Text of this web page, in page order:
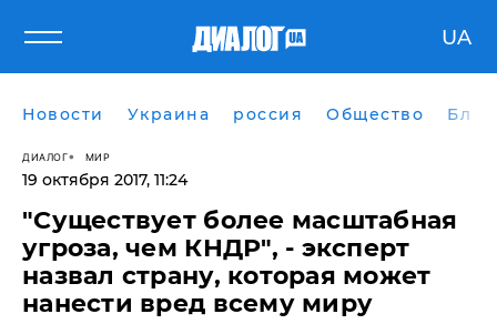
UA
Новости Украина россия Общество
ДИАЛОГ МИР
19 октября 2017, 11:24
"Существует более масштабная
угроза, чем КНДР", - эксперт
назвал страну, которая может
нанести вред всему миру